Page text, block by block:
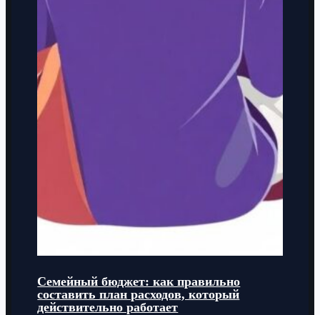
Семейный бюджет: как правильно
составить план расходов, который
действительно работает